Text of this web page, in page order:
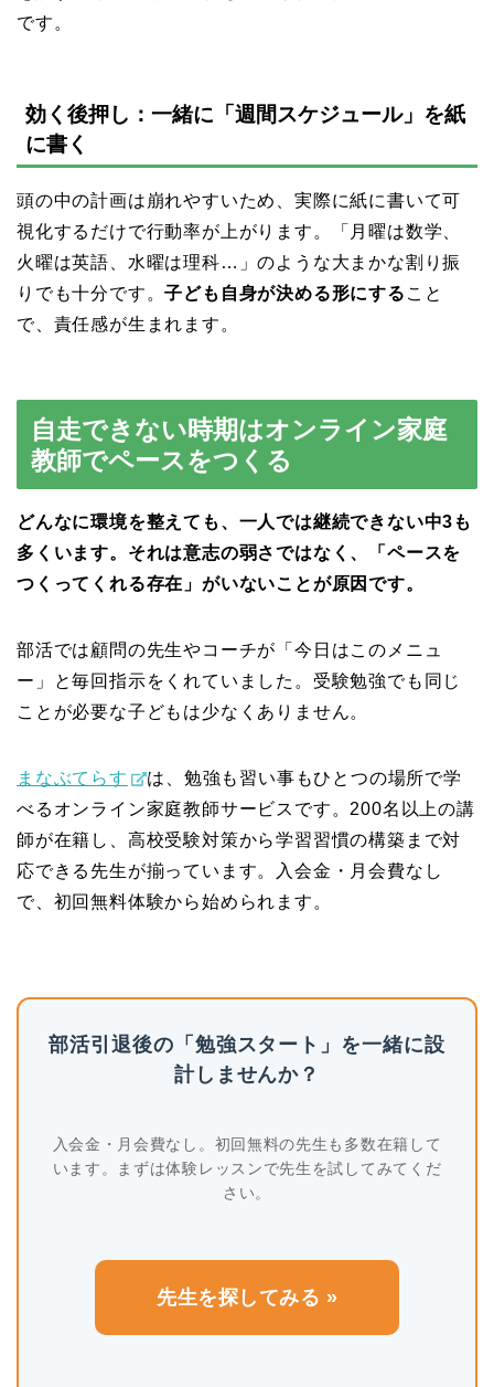
です。
効く後押し：一緒に「週間スケジュール」を紙
に書く
頭の中の計画は崩れやすいため、実際に紙に書いて可
視化するだけで行動率が上がります。「月曜は数学、
火曜は英語、水曜は理科…」のような大まかな割り振
りでも十分です。子ども自身が決める形にする こと
で、責任感が生まれます。
自走できない時期はオンライン家庭
教師でペースをつくる
どんなに環境を整えても、一人では継続できない中3も
多くいます。それは意志の弱さではなく、「ペースを
つくってくれる存在」がいないことが原因です。
部活では顧問の先生やコーチが「今日はこのメニュ
ー」と毎回指示をくれていました。受験勉強でも同じ
ことが必要な子どもは少なくありません。
まなぶてらす
は、勉強も習い事もひとつの場所で学
べるオンライン家庭教師サービスです。200名以上の講
師が在籍し、高校受験対策から学習習慣の構築まで対
応できる先生が揃っています。入会金・月会費なし
で、初回無料体験から始められます。
部活引退後の「勉強スタート」を一緒に設
計しませんか？
入会金・月会費なし。初回無料の先生も多数在籍して
います。まずは体験レッスンで先生を試してみてくだ
さい。
先生を探してみる »